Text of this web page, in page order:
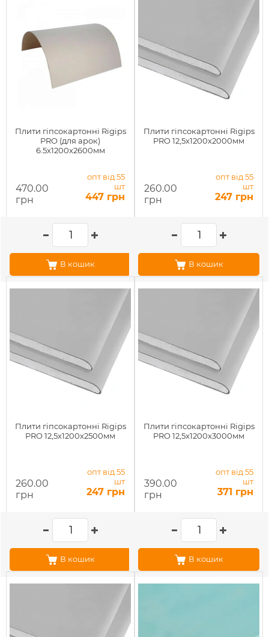
Плити гіпсокартонні Rigips
PRO (для арок)
6.5x1200x2600мм
470.00
грн
опт від 55
шт
447 грн
В кошик
Плити гіпсокартонні Rigips
PRO 12,5x1200x2000мм
260.00
грн
опт від 55
шт
247 грн
В кошик
Плити гіпсокартонні Rigips
PRO 12,5x1200x2500мм
260.00
грн
опт від 55
шт
247 грн
В кошик
Плити гіпсокартонні Rigips
PRO 12,5x1200x3000мм
390.00
грн
опт від 55
шт
371 грн
В кошик